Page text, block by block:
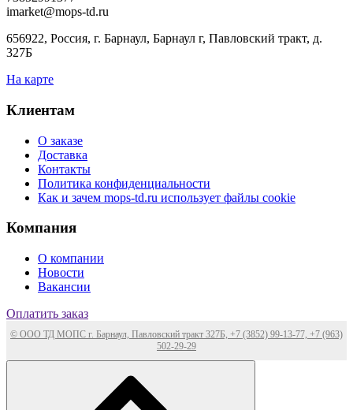
imarket@mops-td.ru
656922, Россия, г. Барнаул, Барнаул г, Павловский тракт, д.
327Б
На карте
Клиентам
О заказе
Доставка
Контакты
Политика конфиденциальности
Как и зачем mops-td.ru использует файлы cookie
Компания
О компании
Новости
Вакансии
Оплатить заказ
© ООО ТД МОПС г. Барнаул, Павловский тракт 327Б, +7 (3852) 99-13-77, +7 (963)
502-29-29